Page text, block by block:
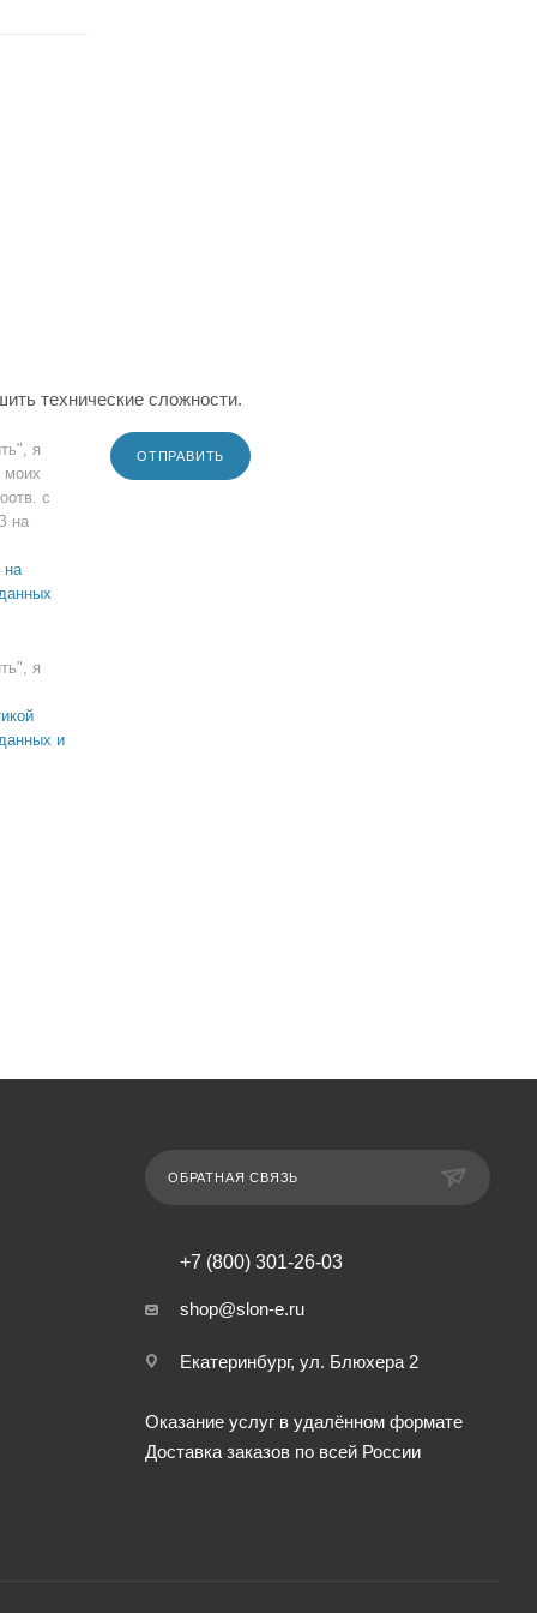
технические сложности.
я
моих
с
на
на
я
и
ОТПРАВИТЬ
ОБРАТНАЯ СВЯЗЬ
+7 (800) 301-26-03
shop@slon-e.ru
Екатеринбург, ул. Блюхера 2
Оказание услуг в удалённом формате
Доставка заказов по всей России